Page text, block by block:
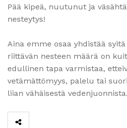
Pää kipeä, nuutunut ja
nesteytys!
Aina emme osaa yhdistää
riittävän nesteen määrä on
edullinen tapa varmistaa,
vetämättömyys, palelu tai
liian vähäisestä vedenjuonnista.